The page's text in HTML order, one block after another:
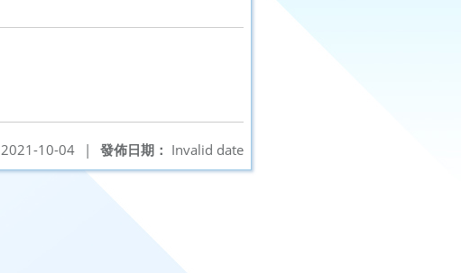
發佈日期： Invalid date
2021-10-04 |